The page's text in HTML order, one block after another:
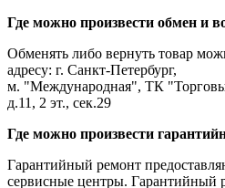
Где можно произвести обмен и
Обменять либо вернуть товар
адресу: г. Санкт-Петербург,
м. "Международная", ТК
д.11, 2 эт., сек.29
Где можно произвести
Гарантийный ремонт
сервисные центры. Гарантийный